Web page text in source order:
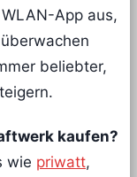
App aus,
beliebter,
kaufen?
wie priwatt,